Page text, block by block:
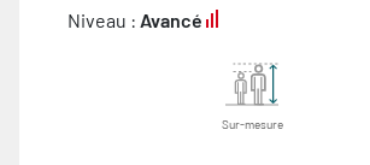
Niveau : Avancé
Sur-mesure